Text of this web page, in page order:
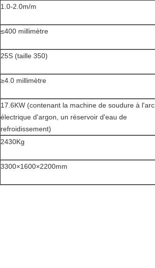
1.0-2.0m/m
≤400 millimètre
25S (taille 350)
≥4.0 millimètre
17.6KW (contenant la machine de soudure à l'arc
électrique d'argon, un réservoir d'eau de
refroidissement)
2430Kg
3300×1600×2200mm